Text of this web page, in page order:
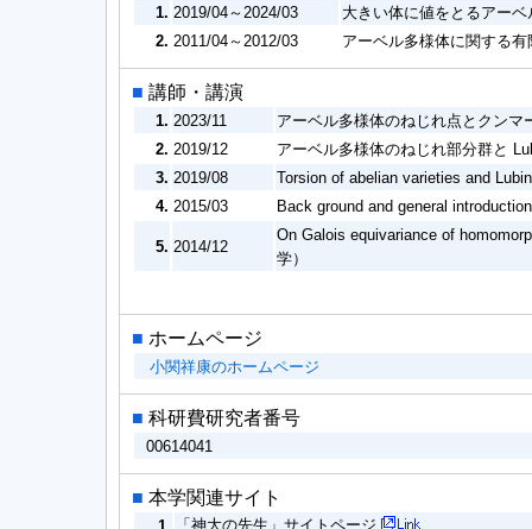
1. 2019/04～2024/03
大きい体に値をとるアー
2. 2011/04～2012/03 アーベル多様体に関する
■ 講師・講演
1. 2023/11
アーベル多様体のねじれ点とクンマ
2. 2019/12
アーベル多様体のねじれ部分群と
3. 2019/08
Torsion of abelian varieties and
4. 2015/03 Back ground and general
5. 2014/12
On Galois equivariance of
学）
■ ホームページ
小関祥康のホームページ
■ 科研費研究者番号
00614041
■ 本学関連サイト
「神大の先生」サイトページ